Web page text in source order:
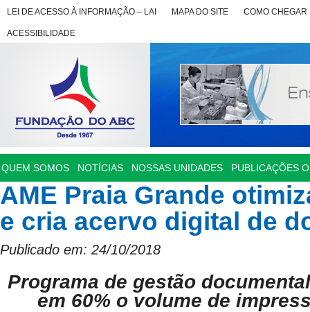
LEI DE ACESSO À INFORMAÇÃO – LAI MAPA DO SITE COMO CHEGAR
ACESSIBILIDADE
QUEM SOMOS NOTÍCIAS NOSSAS UNIDADES PUBLICAÇÕES
AME Praia Grande
e cria acervo digital de
Publicado em: 24/10/2018
Programa de gestão
em 60% o volume de